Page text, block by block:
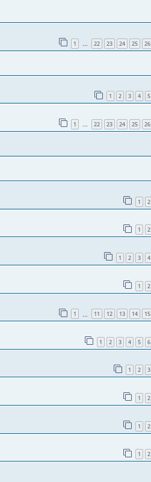
1 … 22 23 24 25 26
1 2 3 4 5
1 … 22 23 24 25 26
1 2
1 2
1 2 3 4
1 2
1 11 12 13 14 15
1 2 3 4 5 6
1 2 3
1 2
1 2
1 2